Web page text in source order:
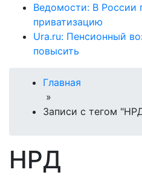
Ведомости: В России
приватизацию
Ura.ru: Пенсионный
повысить
Главная
»
Записи с тегом
НРД